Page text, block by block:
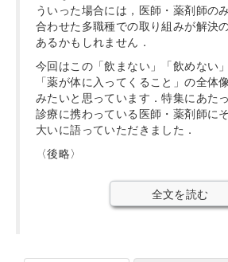
ういった場合には，医師・薬剤師の
合わせた多職種での取り組みが解決
あるかもしれません．
今回はこの「飲まない」「飲めない
「薬が体に入ってくること」の全体
みたいと思っています．特集にあた
診療に携わっている医師・薬剤師に
大いに語っていただきました．
〈後略〉
全文を読む